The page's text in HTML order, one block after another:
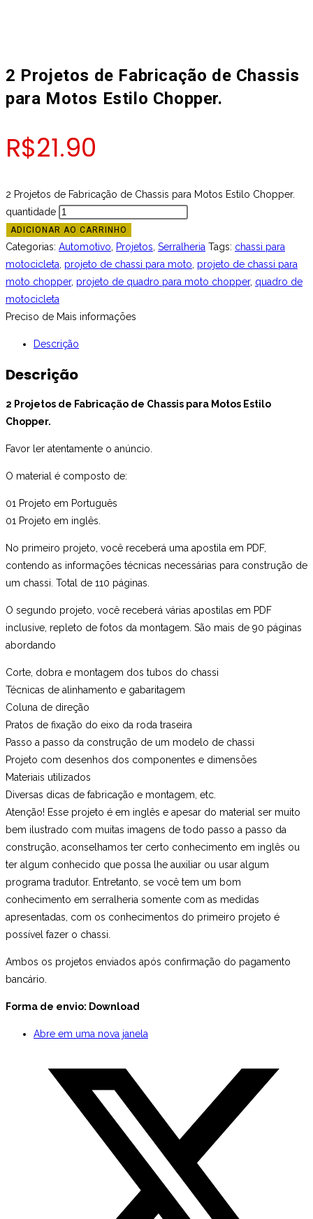
2 Projetos de Fabricação de Chassis
para Motos Estilo Chopper.
R$21.90
2 Projetos de Fabricação de Chassis para Motos Estilo Chopper.
quantidade
ADICIONAR AO CARRINHO
Categorias: Automotivo Projetos Serralheria Tags: chassi para
motocicleta projeto de chassi para moto projeto de chassi para
moto chopper, projeto de quadro para moto chopper, quadro de
motocicleta
Preciso de Mais informações
Descrição
Descrição
2 Projetos de Fabricação de Chassis para Motos Estilo
Chopper.
Favor ler atentamente o anúncio.
O material é composto de:
01 Projeto em Português
01 Projeto em inglês.
No primeiro projeto, você receberá uma apostila em PDF,
contendo as informações técnicas necessárias para construção de
um chassi. Total de 110 páginas.
O segundo projeto, você receberá várias apostilas em PDF
inclusive, repleto de fotos da montagem. São mais de 90 páginas
abordando
Corte, dobra e montagem dos tubos do chassi
Técnicas de alinhamento e gabaritagem
Coluna de direção
Pratos de fixação do eixo da roda traseira
Passo a passo da construção de um modelo de chassi
Projeto com desenhos dos componentes e dimensões
Materiais utilizados
Diversas dicas de fabricação e montagem, etc.
Atenção! Esse projeto é em inglês e apesar do material ser muito
bem ilustrado com muitas imagens de todo passo a passo da
construção, aconselhamos ter certo conhecimento em inglês ou
ter algum conhecido que possa lhe auxiliar ou usar algum
programa tradutor. Entretanto, se você tem um bom
conhecimento em serralheria somente com as medidas
apresentadas, com os conhecimentos do primeiro projeto é
possível fazer o chassi.
Ambos os projetos enviados após confirmação do pagamento
bancário.
Forma de envio: Download
Abre em uma nova janela